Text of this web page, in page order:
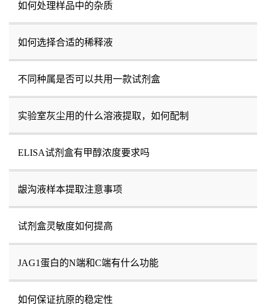
如何处理样品中的杂质
如何选择合适的稀释液
不同种属是否可以共用一款试剂盒
实验室灰尘用的什么溶液提取，如何配制
ELISA试剂盒有甲醇浓度要求吗
龈沟液样本提取注意事项
试剂盒灵敏度如何提高
JAG1蛋白的N端和C端有什么功能
如何保证抗原的稳定性